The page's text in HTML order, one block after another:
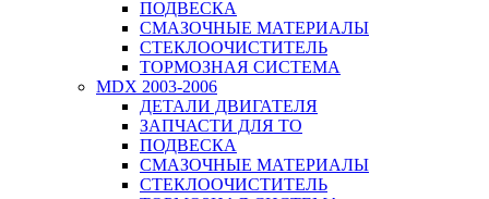
ПОДВЕСКА
СМАЗОЧНЫЕ МАТЕРИАЛЫ
СТЕКЛООЧИСТИТЕЛЬ
ТОРМОЗНАЯ СИСТЕМА
MDX 2003-2006
ДЕТАЛИ ДВИГАТЕЛЯ
ЗАПЧАСТИ ДЛЯ ТО
ПОДВЕСКА
СМАЗОЧНЫЕ МАТЕРИАЛЫ
СТЕКЛООЧИСТИТЕЛЬ